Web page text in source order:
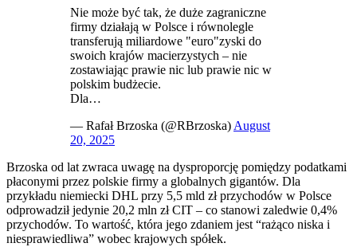
Nie może być tak, że duże zagraniczne
firmy działają w Polsce i równolegle
transferują miliardowe "euro"zyski do
swoich krajów macierzystych – nie
zostawiając prawie nic lub prawie nic w
polskim budżecie.
Dla…
— Rafał Brzoska (@RBrzoska) August
20, 2025
Brzoska od lat zwraca uwagę na dysproporcję pomiędzy podatkami
płaconymi przez polskie firmy a globalnych gigantów. Dla
przykładu niemiecki DHL przy 5,5 mld zł przychodów w Polsce
odprowadził jedynie 20,2 mln zł CIT – co stanowi zaledwie 0,4%
przychodów. To wartość, która jego zdaniem jest “rażąco niska i
niesprawiedliwa” wobec krajowych spółek.